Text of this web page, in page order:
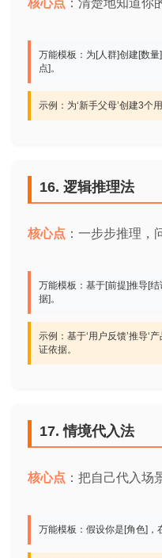
核心点 ：清楚地知道你
万能模板：为[人群]创建[数
点]。
示例：为‘新手父母’创建3个
16. 逻辑推理法
核心点 ：一步步推理，
万能模板：基于[前提]推导[
据]。
示例：基于‘用户反馈’推导‘
证依据。
17. 情境代入法
核心点 ：把自己代入场
万能模板：假设你是[角色]，